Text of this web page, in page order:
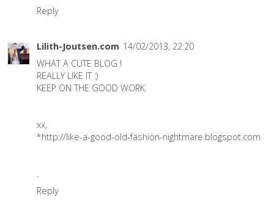
Reply
Lilith-Joutsen.com 14/02/2013, 22:20
WHAT A CUTE BLOG !
REALLY LIKE IT :)
KEEP ON THE GOOD WORK.
xx,
*http://like-a-good-old-fashion-nightmare.blogspot.com
.
Reply